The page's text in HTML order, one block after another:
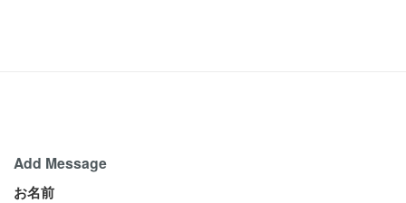
Add Message
お名前